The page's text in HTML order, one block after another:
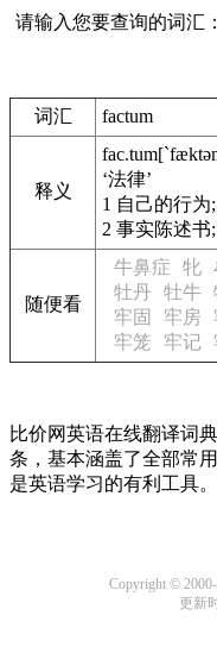
请输入您要查询的词汇：
词汇 factum
释义
fac.tum
‘法律’
1 自己的行为
2 事实陈述书
随便看
牛鼻症 牝
牡丹
牡牛
牢固
牢房
牢笼
牢记
比价网英语在线翻译词
条，基本涵盖了全部常
是英语学习的有利工具。
Copyright ©
更新